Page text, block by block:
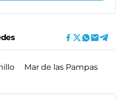
Mar de las Pampas